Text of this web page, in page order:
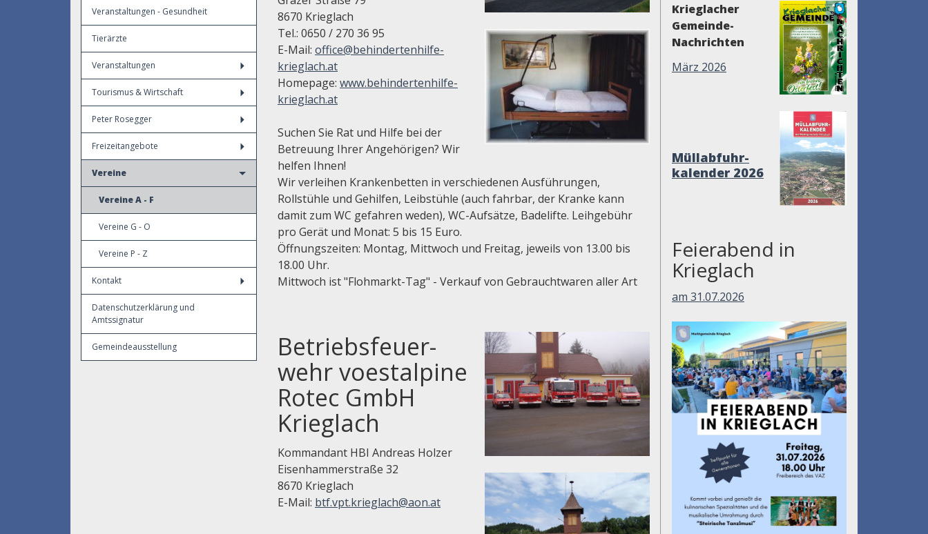
Veranstaltungen - Gesundheit
Tierärzte
Veranstaltungen
Tourismus & Wirtschaft
Peter Rosegger
Freizeitangebote
Vereine
Vereine A - F
Vereine G - O
Vereine P - Z
Kontakt
Datenschutzerklärung und
Amtssignatur
Gemeindeausstellung
8670 Krieglach
Tel.: 0650 / 270 36 95
E-Mail: office@behindertenhilfe-
krieglach.at
Homepage: www.behindertenhilfe-
krieglach.at
Suchen Sie Rat und Hilfe bei der
Betreuung Ihrer Angehörigen? Wir
helfen Ihnen!
Wir verleihen Krankenbetten in verschiedenen Ausführungen,
Rollstühle und Gehilfen, Leibstühle (auch fahrbar, der Kranke kann
damit zum WC gefahren weden), WC-Aufsätze, Badelifte. Leihgebühr
pro Gerät und Monat: 5 bis 15 Euro.
Öffnungszeiten: Montag, Mittwoch und Freitag, jeweils von 13.00 bis
18.00 Uhr.
Mittwoch ist "Flohmarkt-Tag" - Verkauf von Gebrauchtwaren aller Art
Betriebsfeuer-
wehr voestalpine
Rotec GmbH
Krieglach
Kommandant HBI Andreas Holzer
Eisenhammerstraße 32
8670 Krieglach
E-Mail: btf.vpt.krieglach@aon.at
Krieglacher
Gemeinde-
Nachrichten
März 2026
Müllabfuhr-
kalender 2026
Feierabend in
Krieglach
am 31.07.2026